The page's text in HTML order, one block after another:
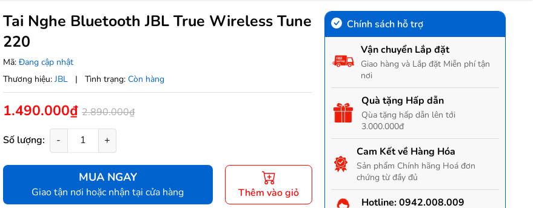
Tai Nghe Bluetooth JBL True Wireless Tune
220
Mã: Đang cập nhật
Thương hiệu: JBL | Tình trạng: Còn hàng
1.490.000₫ 2.890.000₫
Số lượng: - +
MUA NGAY
Giao tận nơi hoặc nhận tại cửa hàng Thêm vào giỏ
Chính sách hỗ trợ
Vận chuyển Lắp đặt
Giao hàng và Lắp đặt Miễn phí tận
nơi
Quà tặng Hấp dẫn
Qùa tặng hấp dẫn lên tới
3.000.000đ
Cam Kết về Hàng Hóa
Sản phẩm Chính hãng Hoá đơn
chứng từ đầy đủ
Hotline:0942.008.009